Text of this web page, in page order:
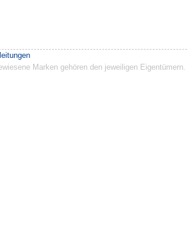
Marken gehören den jeweiligen Eigentümern.